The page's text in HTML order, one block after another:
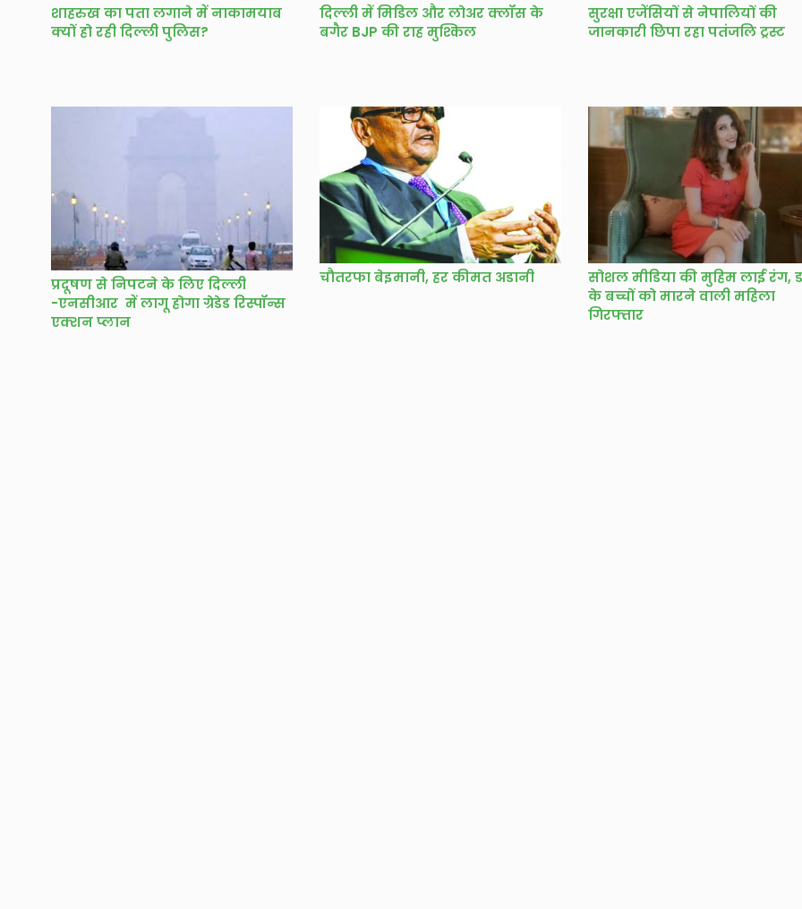
शाहरुख का पता लगाने में नाकामयाब
क्यों हो रही दिल्ली पुलिस?
दिल्ली में मिडिल और लोअर क्लॉस के
बगैर BJP की राह मुश्किल
सुरक्षा एजेंसियों से नेपालियों की
जानकारी छिपा रहा पतंजलि ट्रस्ट
प्रदूषण से निपटने के लिए दिल्ली
-एनसीआर में लागू होगा ग्रेडेड रिस्पॉन्स
एक्शन प्लान
चौतरफा बेइमानी, हर कीमत अडानी
सोशल मीडिया की मुहिम लाई रंग,
के बच्चों को मारने वाली महिला
गिरफ्तार